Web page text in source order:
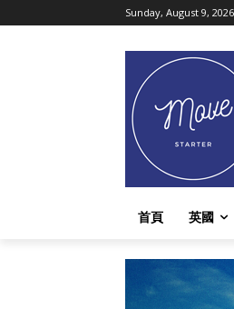
Sunday, August 9, 2026
首頁 英國